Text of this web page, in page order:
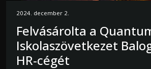
2024. december 2.
Felvásárolta a
Iskolaszövetkezet
HR-cégét